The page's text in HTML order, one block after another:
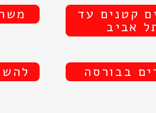
קטנים עד
בבורסה